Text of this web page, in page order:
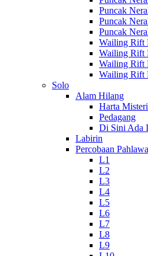
Puncak
Puncak
Puncak
Wailing Rift
Wailing Rift
Wailing Rift
Wailing Rift
Solo
Alam Hilang
Harta
Pedagang
Di Sini Ada
Labirin
Percobaan
L1
L2
L3
L4
L5
L6
L7
L8
L9